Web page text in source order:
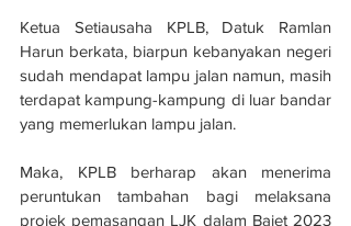
Ketua Setiausaha KPLB, Datuk Ramlan
Harun berkata, biarpun kebanyakan negeri
sudah mendapat lampu jalan namun, masih
terdapat kampung-kampung di luar bandar
yang memerlukan lampu jalan.
Maka, KPLB berharap akan menerima
peruntukan tambahan bagi melaksana
projek pemasangan LJK dalam Bajet 2023